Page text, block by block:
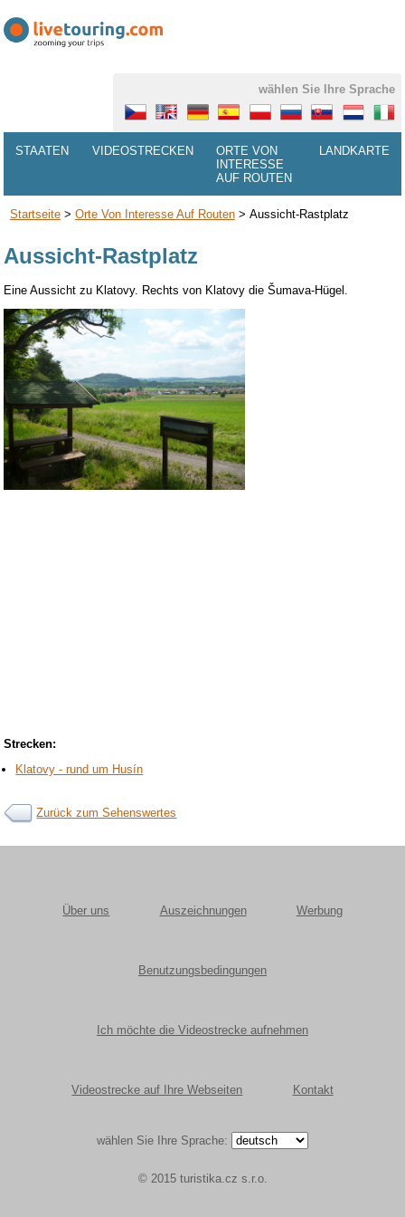
wählen Sie Ihre Sprache
STAATEN VIDEOSTRECKEN
ORTE VON
INTERESSE
AUF ROUTEN
LANDKARTE
Startseite> Orte Von Interesse Auf Routen> Aussicht-Rastplatz
Aussicht-Rastplatz
Eine Aussicht zu Klatovy. Rechts von Klatovy die Šumava-Hügel.
Strecken:
Klatovy - rund um Husín
Zurück zum Sehenswertes
Über uns Auszeichnungen Werbung
Benutzungsbedingungen
Ich möchte die Videostrecke aufnehmen
Videostrecke auf Ihre Webseiten Kontakt
wählen Sie Ihre Sprache:
© 2015 turistika.cz s.r.o.